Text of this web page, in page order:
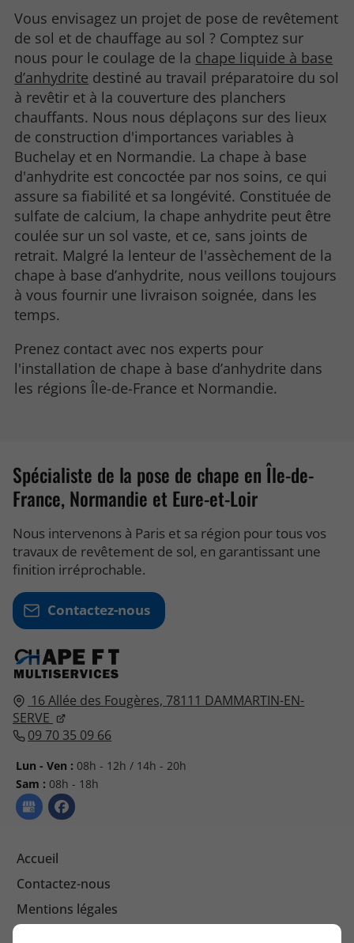
Vous envisagez un projet de pose de revêtement
de sol et de chauffage au sol ? Comptez sur
nous pour le coulage de la chape liquide à base
d’anhydrite destiné au travail préparatoire du sol
à revêtir et à la couverture des planchers
chauffants. Nous nous déplaçons sur des lieux
de construction d'importances variables à
Buchelay et en Normandie. La chape à base
d'anhydrite est concoctée par nos soins, ce qui
assure sa fiabilité et sa longévité. Constituée de
sulfate de calcium, la chape anhydrite peut être
coulée sur un sol vaste, et ce, sans joints de
retrait. Malgré la lenteur de l'assèchement de la
chape à base d’anhydrite, nous veillons toujours
à vous fournir une livraison soignée, dans les
temps.
Prenez contact avec nos experts pour
l'installation de chape à base d’anhydrite dans
les régions Île-de-France et Normandie.
16 Allée des Fougères, 78111 DAMMARTIN-EN-
SERVE
09 70 35 09 66
Lun - Ven : 08h - 12h / 14h - 20h
Sam : 08h - 18h
Accueil
Contactez-nous
Mentions légales
Spécialiste de la pose de chape en Île-de-
France, Normandie et Eure-et-Loir
Nous intervenons à Paris et sa région pour tous vos
travaux de revêtement de sol, en garantissant une
finition irréprochable.
Contactez-nous